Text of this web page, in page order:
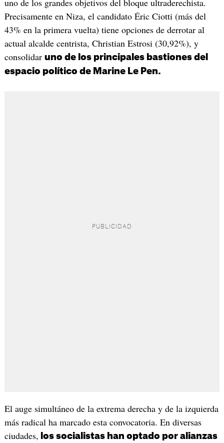
Precisamente en Niza, el candidato Éric Ciotti (más del
43% en la primera vuelta) tiene opciones de derrotar al
actual alcalde centrista, Christian Estrosi (30,92%), y
consolidar uno de los principales bastiones del
espacio político de Marine Le Pen.
El auge simultáneo de la extrema derecha y de la izquierda
más radical ha marcado esta convocatoria. En diversas
ciudades, los socialistas han optado por alianzas